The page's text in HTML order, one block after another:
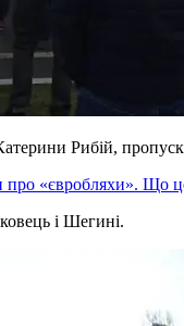
Рибій,
про «євробляхи». Що
і Шегині.